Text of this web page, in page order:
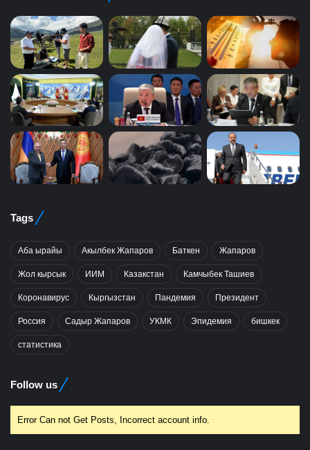
Tags
Аба ырайы Акылбек Жапаров Баткен Жапаров
Жол кырсык ИИМ Казакстан Камчыбек Ташиев
Коронавирус Кыргызстан Пандемия Президент
Россия Садыр Жапаров УКМК Эпидемия бишкек
статистика
Follow us
Error Can not Get Posts, Incorrect account info.